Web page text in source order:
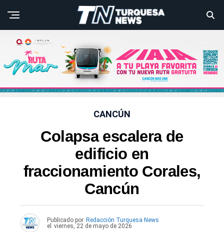
CANCÚN
Colapsa escalera de
edificio en
fraccionamiento Corales,
Cancún
Publicado por Redacción Turquesa News
el viernes, 22 de mayo de 2026